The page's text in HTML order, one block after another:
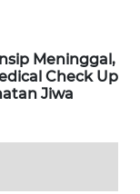
Meninggal,
Check Up
Jiwa